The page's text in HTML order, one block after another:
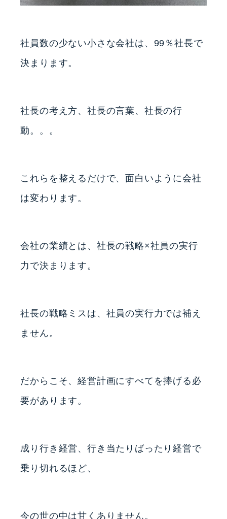
社員数の少ない小さな会社は、99％社長で
決まります。
社長の考え方、社長の言葉、社長の行
動。。。
これらを整えるだけで、面白いように会社
は変わります。
会社の業績とは、社長の戦略×社員の実行
力で決まります。
社長の戦略ミスは、社員の実行力では補え
ません。
だからこそ、経営計画にすべてを捧げる必
要があります。
成り行き経営、行き当たりばったり経営で
乗り切れるほど、
今の世の中は甘くありません。